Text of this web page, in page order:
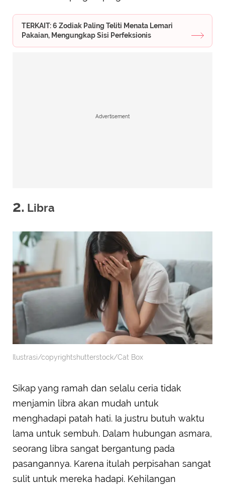
TERKAIT: 6 Zodiak Paling Teliti Menata Lemari
Pakaian, Mengungkap Sisi Perfeksionis
Advertisement
2. Libra
Ilustrasi/copyrightshutterstock/Cat Box
Sikap yang ramah dan selalu ceria tidak
menjamin libra akan mudah untuk
menghadapi patah hati. Ia justru butuh waktu
lama untuk sembuh. Dalam hubungan asmara,
seorang libra sangat bergantung pada
pasangannya. Karena itulah perpisahan sangat
sulit untuk mereka hadapi. Kehilangan